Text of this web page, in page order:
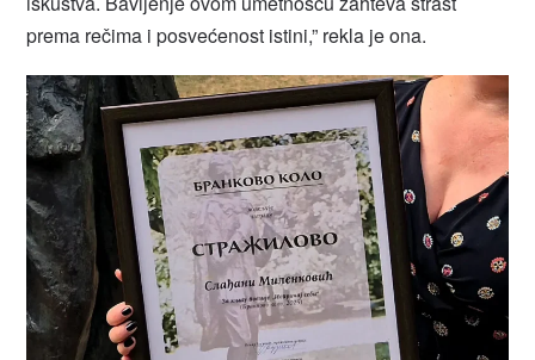
prema rečima i posvećenost istini,” rekla je ona.